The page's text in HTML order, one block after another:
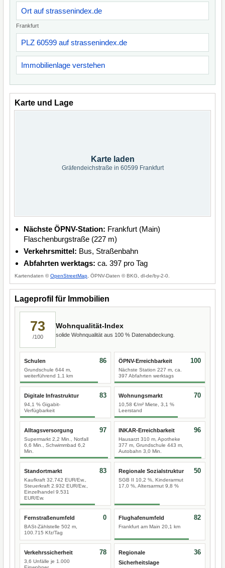
Ort auf strassenindex.de
Frankfurt
PLZ 60599 auf strassenindex.de
Immobilienlage verstehen
Karte und Lage
Karte laden
Gräfendeichstraße in 60599 Frankfurt
Nächste ÖPNV-Station: Frankfurt (Main)
Flaschenburgstraße (227 m)
Verkehrsmittel: Bus, Straßenbahn
Abfahrten werktags: ca. 397 pro Tag
Kartendaten ©OpenStreetMap , ÖPNV-Daten © BKG, dl-de/by-2-0.
Lageprofil für Immobilien
73
/100
Wohnqualität-Index
solide Wohnqualität aus 100 % Datenabdeckung.
Schulen
Grundschule 644 m,
weiterführend 1,1 km
86 ÖPNV-Erreichbarkeit
Nächste Station 227 m, ca.
397 Abfahrten werktags
100
Digitale Infrastruktur
94,1 % Gigabit-
Verfügbarkeit
83 Wohnungsmarkt
10,58 €/m² Miete, 3,1 %
Leerstand
70
Alltagsversorgung
Supermarkt 2,2 Min., Notfall
6,6 Min., Schwimmbad 6,2
Min.
97 INKAR-Erreichbarkeit
Hausarzt 310 m, Apotheke
377 m, Grundschule 443 m,
Autobahn 3,0 Min.
96
Standortmarkt
Kaufkraft 32.742 EUR/Ew.,
Steuerkraft 2.932 EUR/Ew.,
Einzelhandel 9.531
EUR/Ew.
83 Regionale Sozialstruktur
SGB II 10,2 %, Kinderarmut
17,0 %, Altersarmut 9,8 %
50
Fernstraßenumfeld
BASt-Zählstelle 502 m,
100.715 Kfz/Tag
0 Flughafenumfeld
Frankfurt am Main 20,1 km
82
Verkehrssicherheit
3,6 Unfälle je 1.000
78
Regionale
Sicherheitslage
36